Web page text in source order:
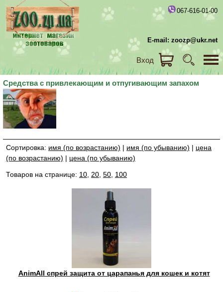
067-616-01-00
E-mail: zoozp@ukr.net
Вход
Средства с привлекающим и отпугивающим запахом
Сортировка: имя (по возрастанию) | имя (по убыванию) | цена
(по возрастанию) | цена (по убыванию)
Товаров на странице: 10 20 50 100
AnimAll спрей защита от царапанья для кошек и котят